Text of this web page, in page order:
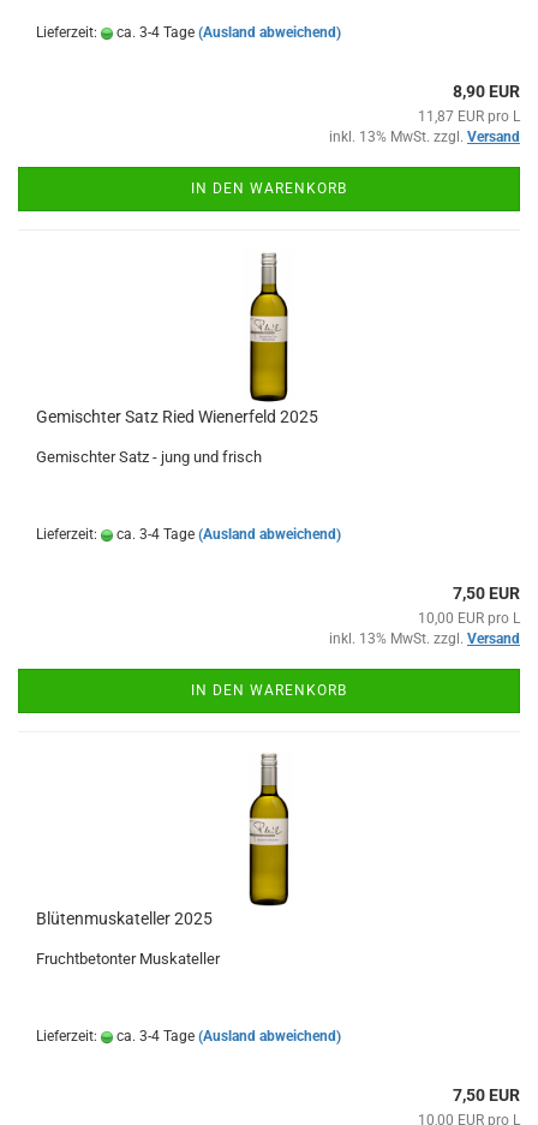
Lieferzeit: ca. 3-4 Tage (Ausland abweichend)
8,90 EUR
11,87 EUR pro L
inkl. 13% MwSt. zzgl. Versand
IN DEN WARENKORB
Gemischter Satz Ried Wienerfeld 2025
Gemischter Satz - jung und frisch
Lieferzeit: ca. 3-4 Tage (Ausland abweichend)
7,50 EUR
10,00 EUR pro L
inkl. 13% MwSt. zzgl. Versand
IN DEN WARENKORB
Blütenmuskateller 2025
Fruchtbetonter Muskateller
Lieferzeit: ca. 3-4 Tage (Ausland abweichend)
7,50 EUR
10,00 EUR pro L